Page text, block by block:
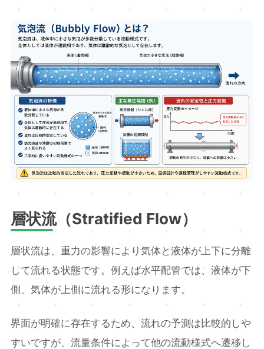
層状流（Stratified Flow）
層状流は、重力の影響により気体と液体が上下に分離
して流れる状態です。例えば水平配管では、液体が下
側、気体が上側に流れる形になります。
界面が明確に存在するため、流れの予測は比較的しや
すいですが、流量条件によって他の流動様式へ遷移し